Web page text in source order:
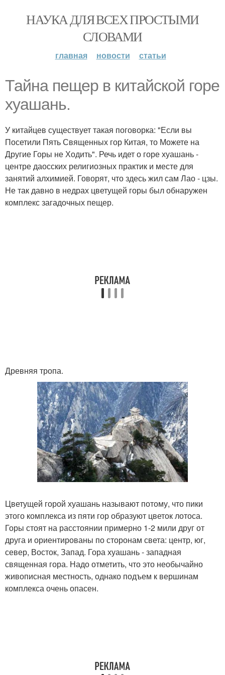
НАУКА ДЛЯ ВСЕХ ПРОСТЫМИ
СЛОВАМИ
главная новости статьи
Тайна пещер в китайской горе
хуашань.
У китайцев существует такая поговорка: "Если вы
Посетили Пять Священных гор Китая, то Можете на
Другие Горы не Ходить". Речь идет о горе хуашань -
центре даосских религиозных практик и месте для
занятий алхимией. Говорят, что здесь жил сам Лао - цзы.
Не так давно в недрах цветущей горы был обнаружен
комплекс загадочных пещер.
Древняя тропа.
Цветущей горой хуашань называют потому, что пики
этого комплекса из пяти гор образуют цветок лотоса.
Горы стоят на расстоянии примерно 1-2 мили друг от
друга и ориентированы по сторонам света: центр, юг,
север, Восток, Запад. Гора хуашань - западная
священная гора. Надо отметить, что это необычайно
живописная местность, однако подъем к вершинам
комплекса очень опасен.